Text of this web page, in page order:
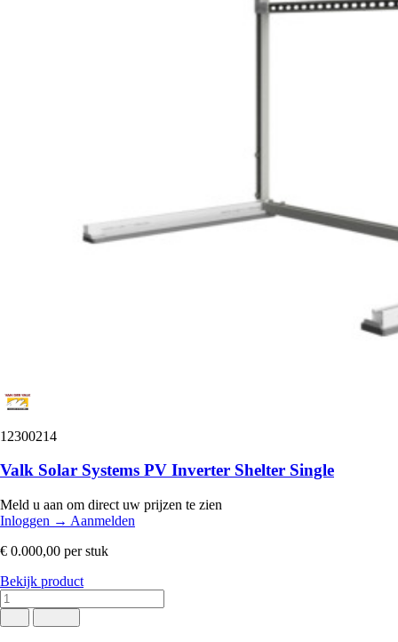
12300214
Valk Solar Systems PV Inverter Shelter Single
Meld u aan om direct uw prijzen te zien
Inloggen → Aanmelden
€ 0.000,00 per stuk
Bekijk product